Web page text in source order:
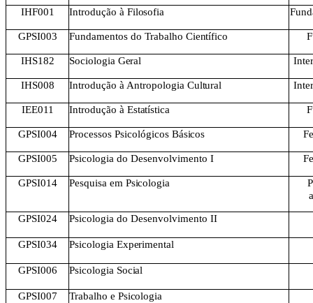
IHF001 Introdução à Filosofia
GPSI003 Fundamentos do Trabalho Científico
IHS182 Sociologia Geral
IHS008 Introdução à Antropologia Cultural
IEE011 Introdução à Estatística
GPSI004 Processos Psicológicos Básicos
GPSI005 Psicologia do Desenvolvimento I
GPSI014 Pesquisa em Psicologia
GPSI024 Psicologia do Desenvolvimento II
GPSI034 Psicologia Experimental
GPSI006 Psicologia Social
GPSI007 Trabalho e Psicologia